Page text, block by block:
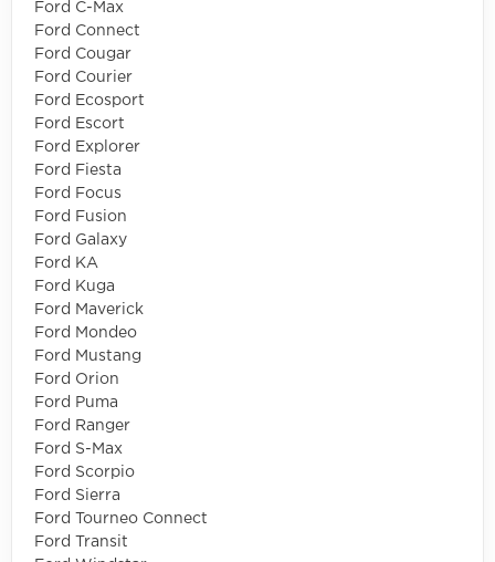
Ford C-Max
Ford Connect
Ford Cougar
Ford Courier
Ford Ecosport
Ford Escort
Ford Explorer
Ford Fiesta
Ford Focus
Ford Fusion
Ford Galaxy
Ford KA
Ford Kuga
Ford Maverick
Ford Mondeo
Ford Mustang
Ford Orion
Ford Puma
Ford Ranger
Ford S-Max
Ford Scorpio
Ford Sierra
Ford Tourneo Connect
Ford Transit